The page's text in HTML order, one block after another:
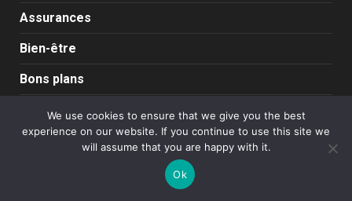
Assurances
Bien-être
Bons plans
Entreprise
Evènements
We use cookies to ensure that we give you the best
experience on our website. If you continue to use this site we
will assume that you are happy with it.
Ok